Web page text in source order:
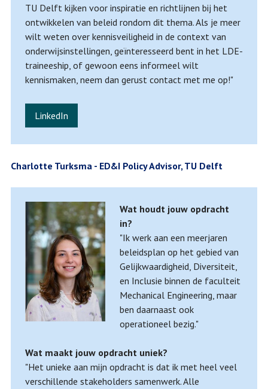
TU Delft kijken voor inspiratie en richtlijnen bij het
ontwikkelen van beleid rondom dit thema. Als je meer
wilt weten over kennisveiligheid in de context van
onderwijsinstellingen, geïnteresseerd bent in het LDE-
traineeship, of gewoon eens informeel wilt
kennismaken, neem dan gerust contact met me op!"
LinkedIn
Charlotte Turksma - ED&I Policy Advisor, TU Delft
Wat houdt jouw opdracht
in?
"Ik werk aan een meerjaren
beleidsplan op het gebied van
Gelijkwaardigheid, Diversiteit,
en Inclusie binnen de faculteit
Mechanical Engineering, maar
ben daarnaast ook
operationeel bezig."
Wat maakt jouw opdracht uniek?
"Het unieke aan mijn opdracht is dat ik met heel veel
verschillende stakeholders samenwerk. Alle